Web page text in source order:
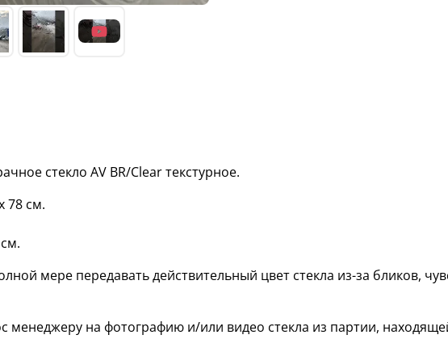
стекло AV BR/Clear текстурное.
78 cм.
мере передавать действительный цвет стекла из-за бликов,
менеджеру на фотографию и/или видео стекла из партии,